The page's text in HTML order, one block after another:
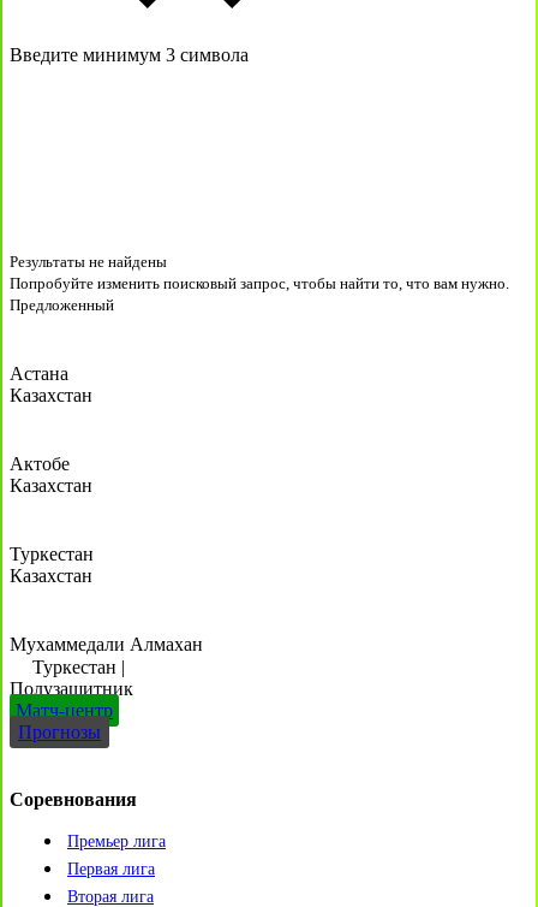
Введите минимум 3 символа
Результаты не найдены
Попробуйте изменить поисковый запрос, чтобы найти то, что вам нужно.
Предложенный
Астана
Казахстан
Актобе
Казахстан
Туркестан
Казахстан
Мухаммедали Алмахан
Туркестан |
Полузащитник
Матч-центр
Прогнозы
Соревнования
Премьер лига
Первая лига
Вторая лига